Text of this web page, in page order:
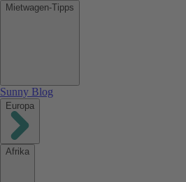
Mietwagen-Tipps
Sunny Blog
Europa
Afrika